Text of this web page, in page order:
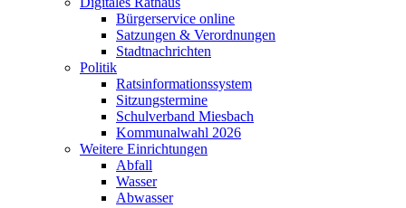
Bürgerservice online
Satzungen & Verordnungen
Stadtnachrichten
Politik
Ratsinformationssystem
Sitzungstermine
Schulverband Miesbach
Kommunalwahl 2026
Weitere Einrichtungen
Abfall
Wasser
Abwasser